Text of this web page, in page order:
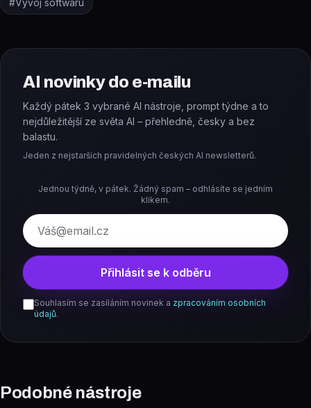
#Vývoj softwaru
AI novinky do e-mailu
Každý pátek 3 vybrané AI nástroje, prompt týdne a to
nejdůležitější ze světa AI – přehledně, česky a bez
balastu.
Jeden z nejstarších pravidelných českých AI newsletterů.
Jednou týdně, v pátek. Žádný spam – odhlásíte se jedním
klikem.
E-mail
Přihlásit se k odběru
Souhlasím se zasíláním novinek a zpracováním osobních
údajů.
Podobné nástroje